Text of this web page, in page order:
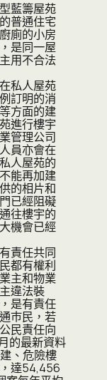
藍籌屋苑
普通住宅
廁的小房
是同一屋
用不合法
私人屋苑
訂明的消
方面的建
進行樓宇
管理公司
員亦會在
人屋苑的
能再加建
的相片和
已經阻礙
往樓宇的
機會已經
責任共同
都有權利
主和物業
違法裝
是有責任
巿民，若
民責任向
的最新資料
、危險樓
達54,456